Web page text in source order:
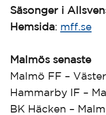
Säsonger i
Hemsida: mff.se
Malmös senaste
Malmö FF –
Hammarby IF –
BK Häcken –